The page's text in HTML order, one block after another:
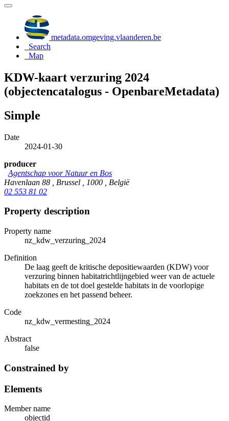
metadata.omgeving.vlaanderen.be
Search
Map
KDW-kaart verzuring 2024
(objectencatalogus - OpenbareMetadata)
Simple
Date
2024-01-30
producer
Agentschap voor Natuur en Bos
Havenlaan 88 , Brussel , 1000 , België
02 553 81 02
Property description
Property name
nz_kdw_verzuring_2024
Definition
De laag geeft de kritische depositiewaarden (KDW) voor
verzuring binnen habitatrichtlijngebied weer van de actuele
habitats en de tot doel gestelde habitats in de voorlopige
zoekzones en het passend beheer.
Code
nz_kdw_vermesting_2024
Abstract
false
Constrained by
Elements
Member name
objectid